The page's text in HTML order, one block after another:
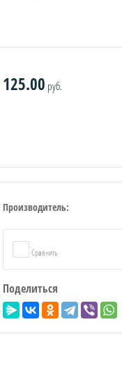
125.00 руб.
Производитель:
Сравнить
Поделиться